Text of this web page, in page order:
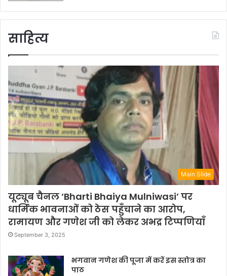
साहित्य
Main Slide
यूट्यूब चैनल ‘Bharti Bhaiya Mulniwasi’ पर
धार्मिक भावनाओं को ठेस पहुँचाने का आरोप,
रामायण और गणेश जी को लेकर अभद्र टिप्पणियाँ
September 3, 2025
भगवान गणेश की पूजा में करें इस स्तोत्र का
पाठ